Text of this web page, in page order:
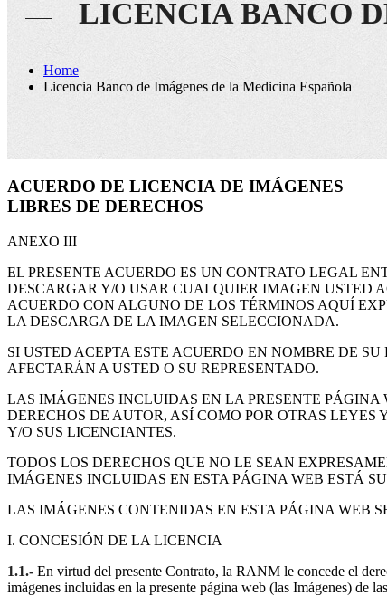
LICENCIA BANCO
Home
Licencia Banco de Imágenes de la Medicina Española
ACUERDO DE LICENCIA DE IMÁGENES
LIBRES DE DERECHOS
ANEXO III
EL PRESENTE ACUERDO ES UN CONTRATO LEGAL
DESCARGAR Y/O USAR CUALQUIER IMAGEN USTED
ACUERDO CON ALGUNO DE LOS TÉRMINOS AQUÍ
LA DESCARGA DE LA IMAGEN SELECCIONADA.
SI USTED ACEPTA ESTE ACUERDO EN NOMBRE DE
AFECTARÁN A USTED O SU REPRESENTADO.
LAS IMÁGENES INCLUIDAS EN LA PRESENTE PÁGINA
DERECHOS DE AUTOR, ASÍ COMO POR OTRAS
Y/O SUS LICENCIANTES.
TODOS LOS DERECHOS QUE NO LE SEAN
IMÁGENES INCLUIDAS EN ESTA PÁGINA WEB ESTÁ
LAS IMÁGENES CONTENIDAS EN ESTA PÁGINA WEB
I. CONCESIÓN DE LA LICENCIA
1.1.- En virtud del presente Contrato, la RANM le concede el
imágenes incluidas en la presente página web (las Imágenes) de